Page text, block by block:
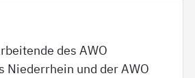
des AWO
Niederrhein und der AWO